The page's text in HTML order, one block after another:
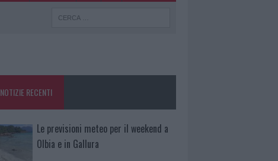
NOTIZIE RECENTI
Le previsioni meteo per il weekend a
Olbia e in Gallura